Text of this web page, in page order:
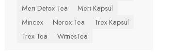
Meri Detox Tea
Meri Kapsül
Mincex
Nerox Tea
Trex Kapsül
Trex Tea
WitnesTea